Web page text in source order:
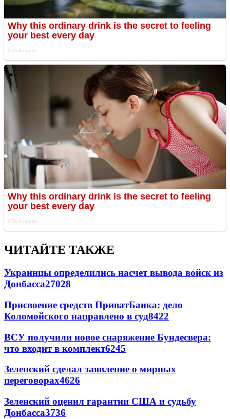
ЧИТАЙТЕ ТАКЖЕ
Украинцы определились насчет вывода войск из
Донбасса27028
Присвоение средств ПриватБанка: дело
Коломойского направлено в суд8422
ВСУ получили новое снаряжение Бундесвера:
что входит в комплект6245
Зеленский сделал заявление о мирных
переговорах4626
Зеленский оценил гарантии США и судьбу
Донбасса3736